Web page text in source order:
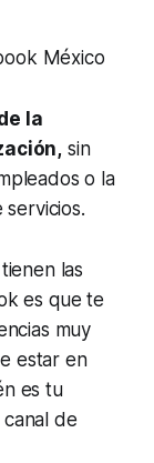
México
la
sin
o la
las
es que te
muy
estar en
es tu
de